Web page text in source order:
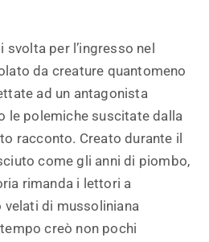
per l’ingresso nel
da creature quantomeno
ad un antagonista
le polemiche suscitate dalla
racconto. Creato durante il
come gli anni di piombo,
rimanda i lettori a
di mussoliniana
creò non pochi